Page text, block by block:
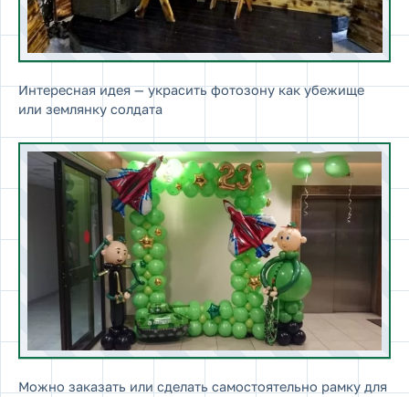
Интересная идея — украсить фотозону как убежище
или землянку солдата
Можно заказать или сделать самостоятельно рамку для